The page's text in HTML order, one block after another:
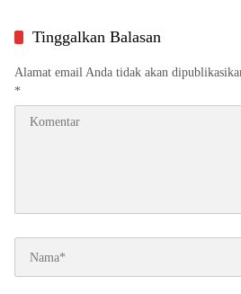
Tinggalkan Balasan
Alamat email Anda tidak akan
*